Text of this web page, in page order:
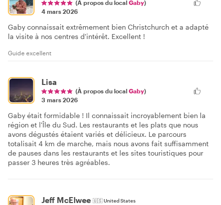
(À propos du local Gaby)
4 mars 2026
Gaby connaissait extrêmement bien Christchurch et a adapté
la visite à nos centres d'intérêt. Excellent !
Guide excellent
Lisa
(À propos du local Gaby)
3 mars 2026
Gaby était formidable ! Il connaissait incroyablement bien la
région et l'Île du Sud. Les restaurants et les plats que nous
avons dégustés étaient variés et délicieux. Le parcours
totalisait 4 km de marche, mais nous avons fait suffisamment
de pauses dans les restaurants et les sites touristiques pour
passer 3 heures très agréables.
Jeff McElwee 🇺🇸United States